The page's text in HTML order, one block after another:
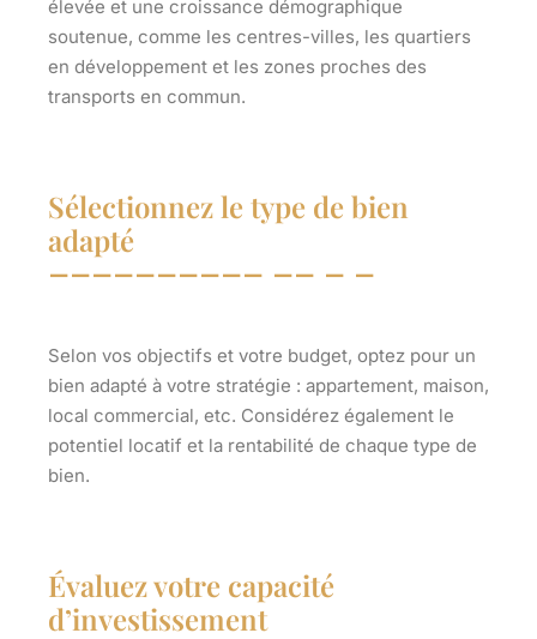
élevée et une croissance démographique
soutenue, comme les centres-villes, les quartiers
en développement et les zones proches des
transports en commun.
Sélectionnez le type de bien
adapté
Selon vos objectifs et votre budget, optez pour un
bien adapté à votre stratégie : appartement, maison,
local commercial, etc. Considérez également le
potentiel locatif et la rentabilité de chaque type de
bien.
Évaluez votre capacité
d’investissement